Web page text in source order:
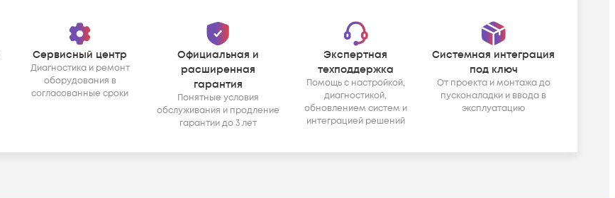
Сервисный центр
Диагностика и ремонт
оборудования в
согласованные сроки
Официальная и
расширенная
гарантия
Понятные условия
обслуживания и продление
гарантии до 3 лет
Экспертная
техподдержка
Помощь с настройкой,
диагностикой,
обновлением систем и
интеграцией решений
Системная интеграция
под ключ
От проекта и монтажа до
пусконаладки и ввода в
эксплуатацию